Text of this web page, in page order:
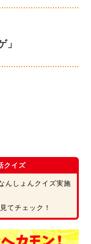
」
クイズ
んしょんクイズ実施
てチェック！